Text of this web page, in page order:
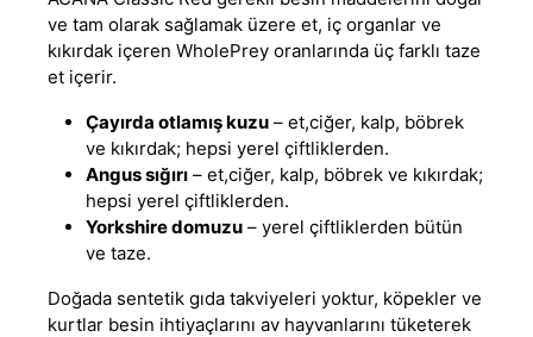
ve tam olarak sağlamak üzere et, iç organlar ve
kıkırdak içeren WholePrey oranlarında üç farklı taze
et içerir.
Çayırda otlamış kuzu – et,ciğer, kalp, böbrek
ve kıkırdak; hepsi yerel çiftliklerden.
Angus sığırı – et,ciğer, kalp, böbrek ve kıkırdak;
hepsi yerel çiftliklerden.
Yorkshire domuzu – yerel çiftliklerden bütün
ve taze.
Doğada sentetik gıda takviyeleri yoktur, köpekler ve
kurtlar besin ihtiyaçlarını av hayvanlarını tüketerek